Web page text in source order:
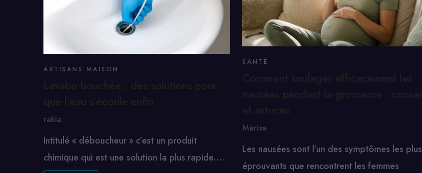
ARTISANS MAISON
rakia
Intitulé « déboucheur » c’est un produit
chimique qui est une solution la plus rapide.…
SANTÉ
Marise
Les nausées sont l’un des symptômes les plus
éprouvants que rencontrent les femmes